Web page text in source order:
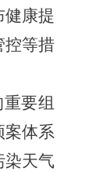
健康提
控等措
要组
案体系
染天气